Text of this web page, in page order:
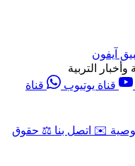
آيفون
وأخبار التربية
قناة يوتيوب
قناة
✉️ اتصل بنا ⚖️ حقوق